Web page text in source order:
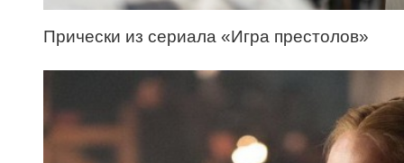
Прически из сериала «Игра престолов»